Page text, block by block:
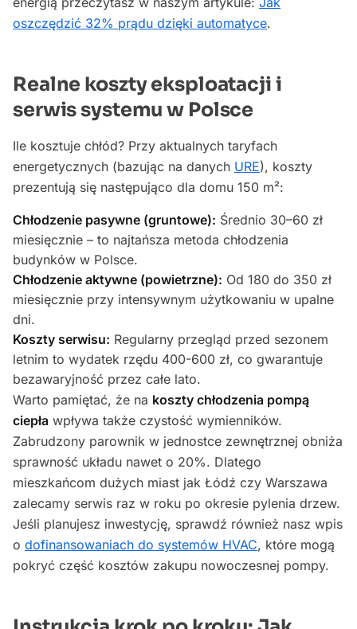
oszczędzić 32% prądu dzięki automatyce.
Realne koszty eksploatacji i
serwis systemu w Polsce
Ile kosztuje chłód? Przy aktualnych taryfach
energetycznych (bazując na danych URE), koszty
prezentują się następująco dla domu 150 m²:
Chłodzenie pasywne (gruntowe): Średnio 30–60 zł
miesięcznie – to najtańsza metoda chłodzenia
budynków w Polsce.
Chłodzenie aktywne (powietrzne): Od 180 do 350 zł
miesięcznie przy intensywnym użytkowaniu w upalne
dni.
Koszty serwisu: Regularny przegląd przed sezonem
letnim to wydatek rzędu 400-600 zł, co gwarantuje
bezawaryjność przez całe lato.
Warto pamiętać, że na koszty chłodzenia pompą
ciepła wpływa także czystość wymienników.
Zabrudzony parownik w jednostce zewnętrznej obniża
sprawność układu nawet o 20%. Dlatego
mieszkańcom dużych miast jak Łódź czy Warszawa
zalecamy serwis raz w roku po okresie pylenia drzew.
Jeśli planujesz inwestycję, sprawdź również nasz wpis
o dofinansowaniach do systemów HVAC, które mogą
pokryć część kosztów zakupu nowoczesnej pompy.